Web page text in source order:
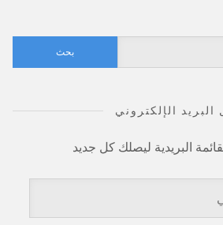
عن:
الإلكتروني
البريدية ليصلك كل جديد